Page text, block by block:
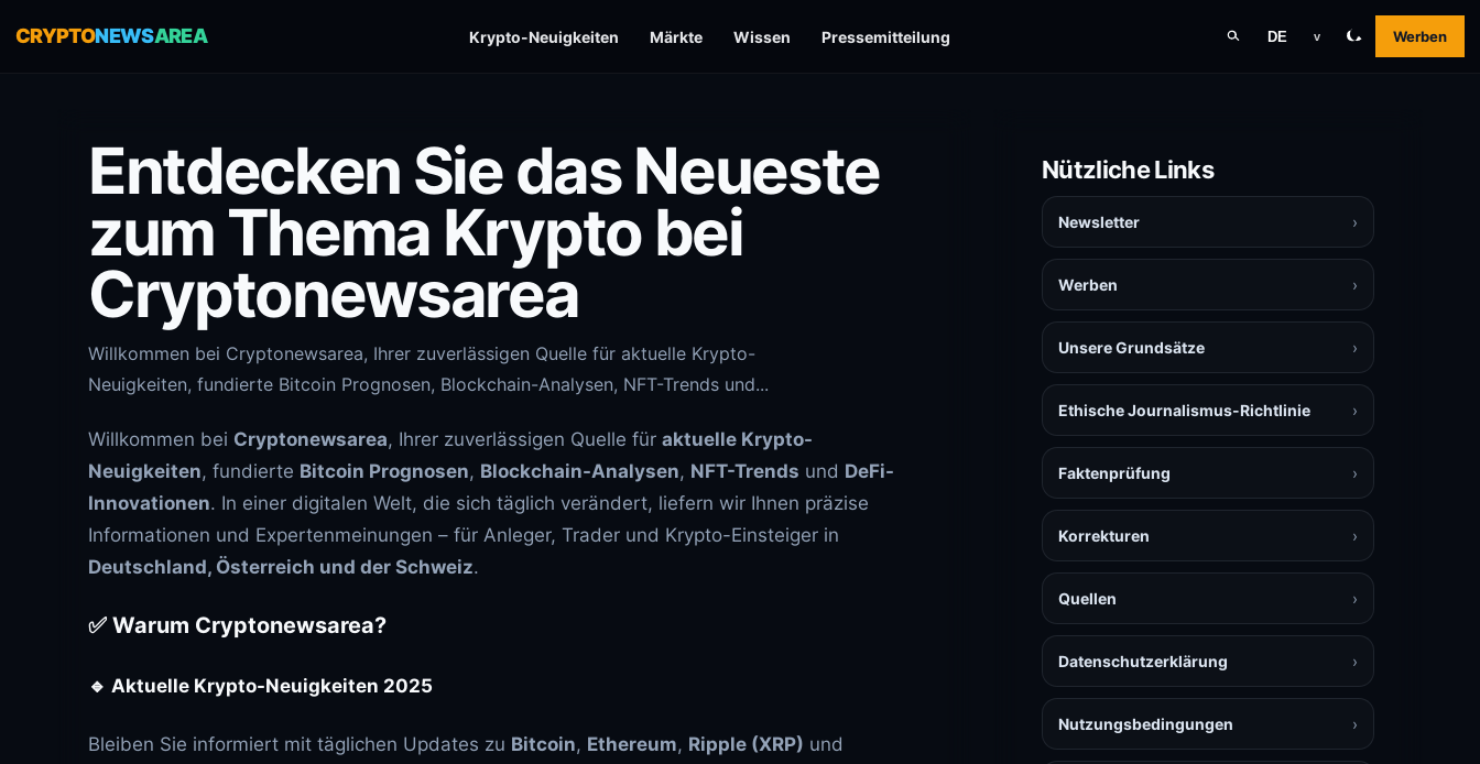
CRYPTONEWSAREA Krypto-Neuigkeiten Märkte Wissen Pressemitteilung DE v Werben
Entdecken Sie das Neueste
zum Thema Krypto bei
Cryptonewsarea
Willkommen bei Cryptonewsarea, Ihrer zuverlässigen Quelle für aktuelle Krypto-
Neuigkeiten, fundierte Bitcoin Prognosen, Blockchain-Analysen, NFT-Trends und...
Willkommen bei Cryptonewsarea, Ihrer zuverlässigen Quelle für aktuelle Krypto-
Neuigkeiten, fundierte Bitcoin Prognosen, Blockchain-Analysen, NFT-Trends und DeFi-
Innovationen. In einer digitalen Welt, die sich täglich verändert, liefern wir Ihnen präzise
Informationen und Expertenmeinungen – für Anleger, Trader und Krypto-Einsteiger in
Deutschland, Österreich und der Schweiz.
✅ Warum Cryptonewsarea?
🔹 Aktuelle Krypto-Neuigkeiten 2025
Bleiben Sie informiert mit täglichen Updates zu Bitcoin, Ethereum, Ripple (XRP) und
Nützliche Links
Newsletter ›
Werben ›
Unsere Grundsätze ›
Ethische Journalismus-Richtlinie ›
Faktenprüfung ›
Korrekturen ›
Quellen ›
Datenschutzerklärung ›
Nutzungsbedingungen ›